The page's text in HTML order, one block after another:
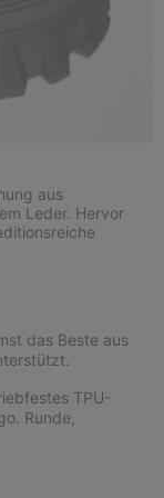
aus
Leder. Hervor
das Beste aus
TPU-
Runde,